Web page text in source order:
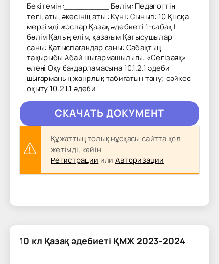
Бекітемін:_________ Бөлім: Педагогтің
тегі, аты, әкесінің аты : Күні: Сынып: 10 Қысқа
мерзімді жоспар Қазақ әдебиеті 1-сабақ І
бөлім Қалың елім, қазағым Қатысушылар
саны: Қатыспағандар саны: Сабақтың
тақырыбы Абай шығармашылығы. «Сегізаяқ»
өлеңі Оқу бағдарламасына 10.1.2.1 әдеби
шығарманың жанрлық табиғатын тану; сәйкес
оқыту 10.2.1.1 әдеби
CКAЧAТЬ ДОКУМЕНТ
Құжаттың толық нұсқасы сайтта қол
жетімді, кейін
Регистрации или Авторизации
10 кл Қазақ әдебиеті ҚМЖ 2023-2024